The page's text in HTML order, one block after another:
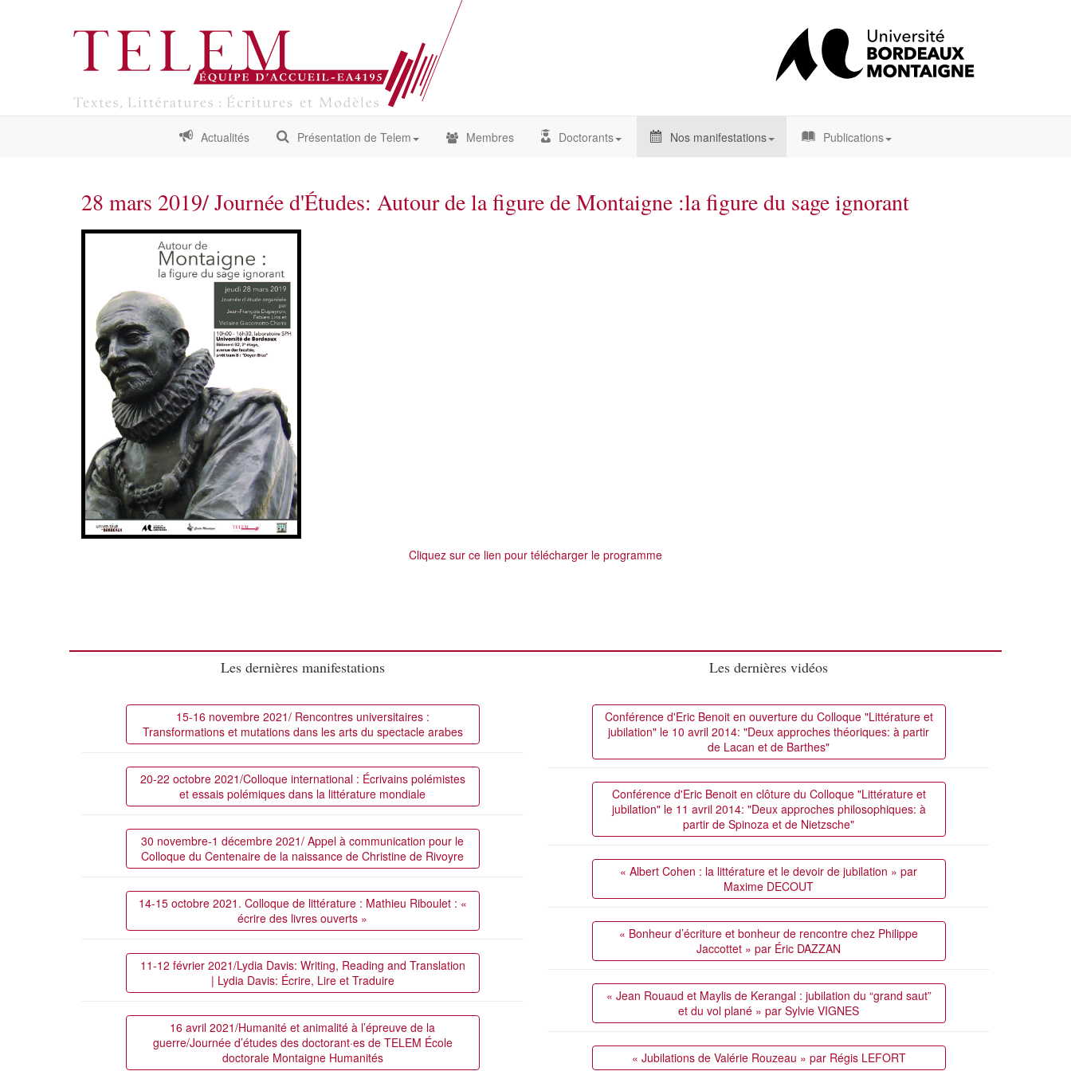
Actualités Présentation de Telem Membres Doctorants Nos manifestations Publications
28 mars 2019/ Journée d'Études: Autour de la figure de Montaigne :la figure du sage ignorant
Cliquez sur ce lien pour télécharger le programme
Les dernières manifestations
15-16 novembre 2021/ Rencontres universitaires :
Transformations et mutations dans les arts du spectacle arabes
20-22 octobre 2021/Colloque international : Écrivains polémistes
et essais polémiques dans la littérature mondiale
30 novembre-1 décembre 2021/ Appel à communication pour le
Colloque du Centenaire de la naissance de Christine de Rivoyre
14-15 octobre 2021. Colloque de littérature : Mathieu Riboulet : «
écrire des livres ouverts »
11-12 février 2021/Lydia Davis: Writing, Reading and Translation
| Lydia Davis: Écrire, Lire et Traduire
16 avril 2021/Humanité et animalité à l’épreuve de la
guerre/Journée d’études des doctorant·es de TELEM École
doctorale Montaigne Humanités
Les dernières vidéos
Conférence d'Eric Benoit en ouverture du Colloque "Littérature et
jubilation" le 10 avril 2014: "Deux approches théoriques: à partir
de Lacan et de Barthes"
Conférence d'Eric Benoit en clôture du Colloque "Littérature et
jubilation" le 11 avril 2014: "Deux approches philosophiques: à
partir de Spinoza et de Nietzsche"
« Albert Cohen : la littérature et le devoir de jubilation » par
Maxime DECOUT
« Bonheur d’écriture et bonheur de rencontre chez Philippe
Jaccottet » par Éric DAZZAN
« Jean Rouaud et Maylis de Kerangal : jubilation du “grand saut”
et du vol plané » par Sylvie VIGNES
« Jubilations de Valérie Rouzeau » par Régis LEFORT